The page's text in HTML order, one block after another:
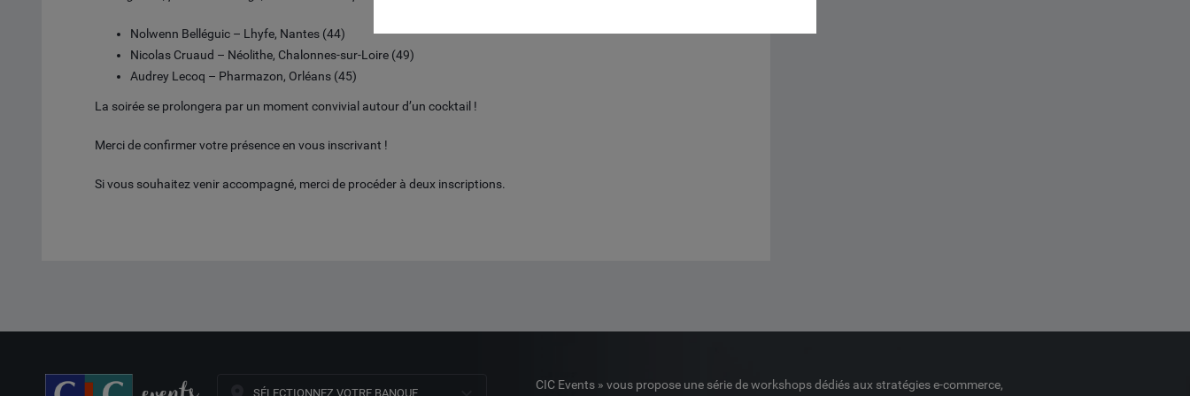
Nolwenn Belléguic – Lhyfe, Nantes (44)
Nicolas Cruaud – Néolithe, Chalonnes-sur-Loire (49)
Audrey Lecoq – Pharmazon, Orléans (45)
La soirée se prolongera par un moment convivial autour d’un cocktail !
Merci de confirmer votre présence en vous inscrivant !
Si vous souhaitez venir accompagné, merci de procéder à deux inscriptions.
SÉLECTIONNEZ VOTRE BANQUE
CIC Events » vous propose une série de workshops dédiés aux stratégies e-commerce,